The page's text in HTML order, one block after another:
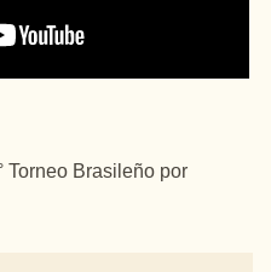
Torneo Brasileño por